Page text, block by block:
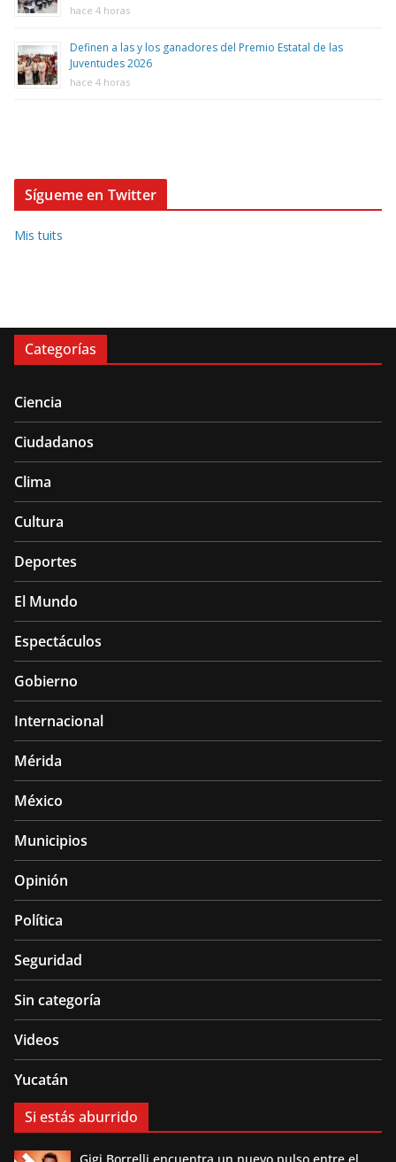
hace 4 horas
Definen a las y los ganadores del Premio Estatal de las
Juventudes 2026
hace 4 horas
Sígueme en Twitter
Mis tuits
Categorías
Ciencia
Ciudadanos
Clima
Cultura
Deportes
El Mundo
Espectáculos
Gobierno
Internacional
Mérida
México
Municipios
Opinión
Política
Seguridad
Sin categoría
Videos
Yucatán
Si estás aburrido